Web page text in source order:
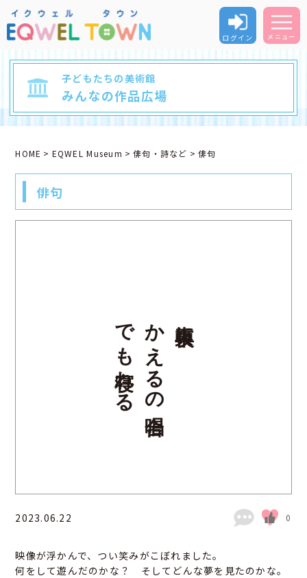
ログイン メニュー
子どもたちの美術館
みんなの作品広場
HOME EQWEL Museum 俳句・詩など 俳句
俳句
真夜中に
かえるの合唱
でも寝れる
2023.06.22 0
映像が浮かんで、つい笑みがこぼれました。
何をして遊んだのかな？ そしてどんな夢を見たのかな。